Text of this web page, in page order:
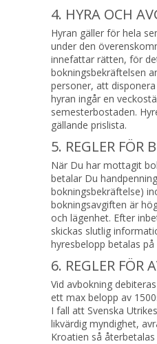
4. HYRA OCH
Hyran gäller för hela
under den
innefattar rätten, för
bokningsbekräftelsen
personer, att
hyran ingår en
semesterbostaden.
gällande prislista.
5. REGLER FÖR
När Du har mottagit
betalar Du
bokningsbekräftelse)
bokningsavgiften är
och lägenhet. Efter
skickas slutlig
hyresbelopp betalas
6. REGLER FÖR
Vid avbokning
ett max belopp av
I fall att Svenska
likvärdig myndighet,
Kroatien så